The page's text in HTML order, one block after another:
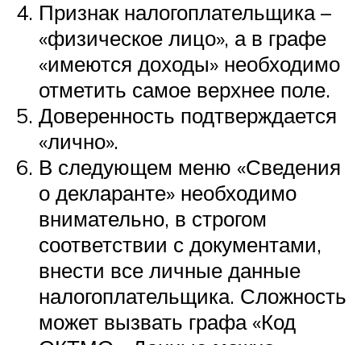
Признак налогоплательщика –
«физическое лицо», а в графе
«имеются доходы» необходимо
отметить самое верхнее поле.
Доверенность подтверждается
«лично».
В следующем меню «Сведения
о декларанте» необходимо
внимательно, в строгом
соответствии с документами,
внести все личные данные
налогоплательщика. Сложность
может вызвать графа «Код